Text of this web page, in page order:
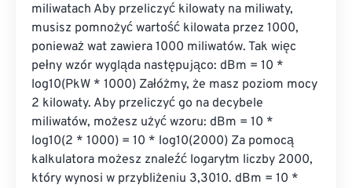
miliwatach Aby przeliczyć kilowaty na miliwaty,
musisz pomnożyć wartość kilowata przez 1000,
ponieważ wat zawiera 1000 miliwatów. Tak więc
pełny wzór wygląda następująco: dBm = 10 *
log10(PkW * 1000) Załóżmy, że masz poziom mocy
2 kilowaty. Aby przeliczyć go na decybele
miliwatów, możesz użyć wzoru: dBm = 10 *
log10(2 * 1000) = 10 * log10(2000) Za pomocą
kalkulatora możesz znaleźć logarytm liczby 2000,
który wynosi w przybliżeniu 3,3010. dBm = 10 *